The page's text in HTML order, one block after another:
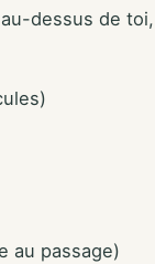
dessus de toi,
au passage)